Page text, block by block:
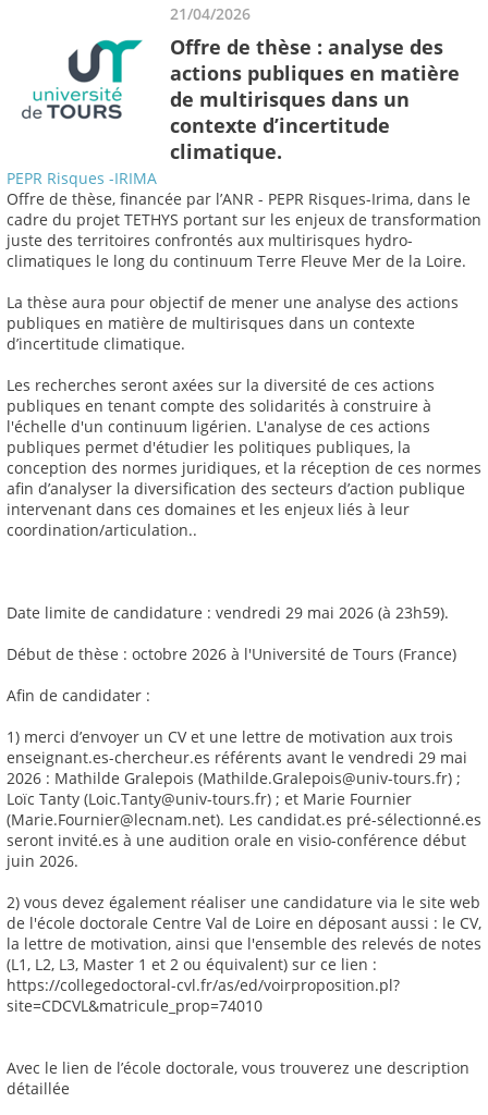
21/04/2026
Offre de thèse : analyse des
actions publiques en matière
de multirisques dans un
contexte d’incertitude
climatique.
PEPR Risques -IRIMA
Offre de thèse, financée par l’ANR - PEPR Risques-Irima, dans le
cadre du projet TETHYS portant sur les enjeux de transformation
juste des territoires confrontés aux multirisques hydro-
climatiques le long du continuum Terre Fleuve Mer de la Loire.
La thèse aura pour objectif de mener une analyse des actions
publiques en matière de multirisques dans un contexte
d’incertitude climatique.
Les recherches seront axées sur la diversité de ces actions
publiques en tenant compte des solidarités à construire à
l'échelle d'un continuum ligérien. L'analyse de ces actions
publiques permet d'étudier les politiques publiques, la
conception des normes juridiques, et la réception de ces normes
afin d’analyser la diversification des secteurs d’action publique
intervenant dans ces domaines et les enjeux liés à leur
coordination/articulation..
Date limite de candidature : vendredi 29 mai 2026 (à 23h59).
Début de thèse : octobre 2026 à l'Université de Tours (France)
Afin de candidater :
1) merci d’envoyer un CV et une lettre de motivation aux trois
enseignant.es-chercheur.es référents avant le vendredi 29 mai
2026 : Mathilde Gralepois (Mathilde.Gralepois@univ-tours.fr) ;
Loïc Tanty (Loic.Tanty@univ-tours.fr) ; et Marie Fournier
(Marie.Fournier@lecnam.net). Les candidat.es pré-sélectionné.es
seront invité.es à une audition orale en visio-conférence début
juin 2026.
2) vous devez également réaliser une candidature via le site web
de l'école doctorale Centre Val de Loire en déposant aussi : le CV,
la lettre de motivation, ainsi que l'ensemble des relevés de notes
(L1, L2, L3, Master 1 et 2 ou équivalent) sur ce lien :
https://collegedoctoral-cvl.fr/as/ed/voirproposition.pl?
site=CDCVL&matricule_prop=74010
Avec le lien de l’école doctorale, vous trouverez une description
détaillée